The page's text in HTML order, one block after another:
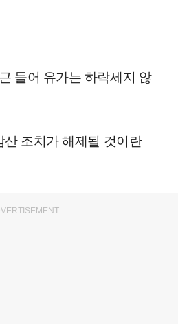
들어 유가는 하락세지 않
조치가 해제될 것이란